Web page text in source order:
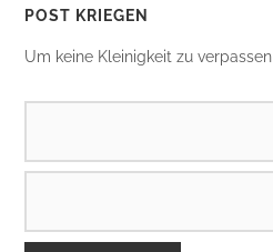
POST KRIEGEN
Um keine Kleinigkeit zu verpassen